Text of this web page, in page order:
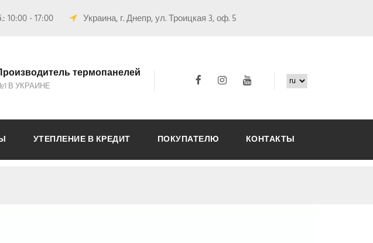
10:00 - 17:00 Украина, г. Днепр, ул. Троицкая 3, оф. 5
термопанелей
В УКРАИНЕ
УТЕПЛЕНИЕ В КРЕДИТ ПОКУПАТЕЛЮ КОНТАКТЫ